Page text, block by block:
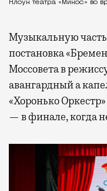
Клоун театра «Микос» во
Музыкальную
постановка
Моссовета в
авангардный а
«Хоронько
— в финале, когда